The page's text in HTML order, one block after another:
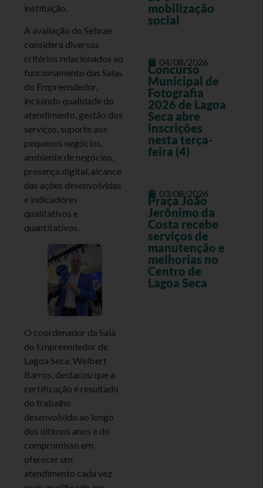
instituição.
A avaliação do Sebrae
considera diversos
critérios relacionados ao
funcionamento das Salas
do Empreendedor,
incluindo qualidade do
atendimento, gestão dos
serviços, suporte aos
pequenos negócios,
ambiente de negócios,
presença digital, alcance
das ações desenvolvidas
e indicadores
qualitativos e
quantitativos.
O coordenador da Sala
do Empreendedor de
Lagoa Seca, Welbert
Barros, destacou que a
certificação é resultado
do trabalho
desenvolvido ao longo
dos últimos anos e do
compromisso em
oferecer um
atendimento cada vez
mobilização
social
04/08/2026
Concurso
Municipal de
Fotografia
2026 de Lagoa
Seca abre
inscrições
nesta terça-
feira (4)
03/08/2026
Praça João
Jerônimo da
Costa recebe
serviços de
manutenção e
melhorias no
Centro de
Lagoa Seca